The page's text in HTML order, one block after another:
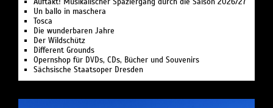
Auftakt! Musikalischer Spaziergang durch die Saison 2026/27
Un ballo in maschera
Tosca
Die wunderbaren Jahre
Der Wildschütz
Different Grounds
Opernshop für DVDs, CDs, Bücher und Souvenirs
Sächsische Staatsoper Dresden